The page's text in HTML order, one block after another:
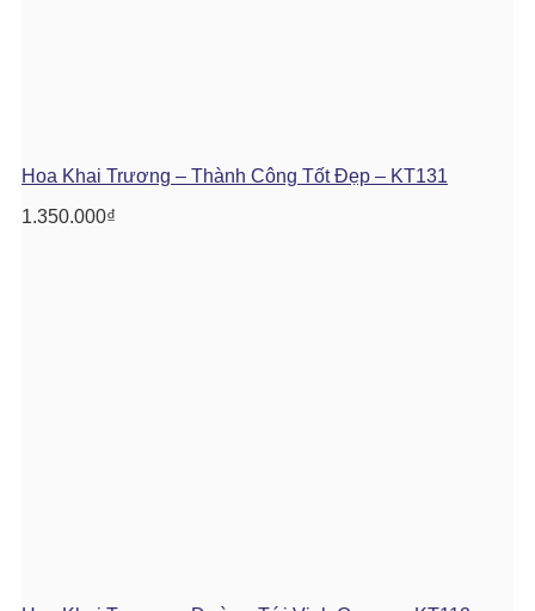
Hoa Khai Trương – Thành Công Tốt Đẹp – KT131
1.350.000₫